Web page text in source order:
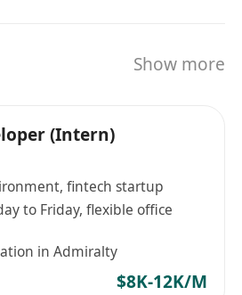
及Kubernetes叢集運維實
Show more
(Intern)
fintech startup
to Friday, flexible office
in Admiralty
$8K-12K/M